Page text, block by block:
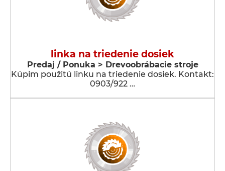
linka na triedenie dosiek
Predaj / Ponuka > Drevoobrábacie stroje
Kúpim použitú linku na triedenie dosiek. Kontakt:
0903/922 …